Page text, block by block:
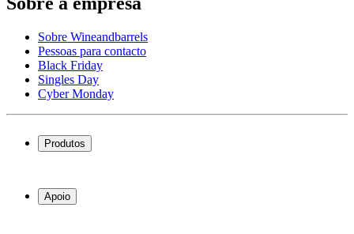
Sobre Wineandbarrels
Pessoas para contacto
Black Friday
Singles Day
Cyber Monday
Produtos
Garrafeiras
Móveis para vinho
Apoio